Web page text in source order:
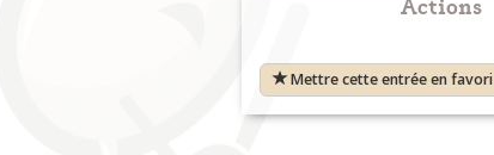
Mettre cette entrée en favori